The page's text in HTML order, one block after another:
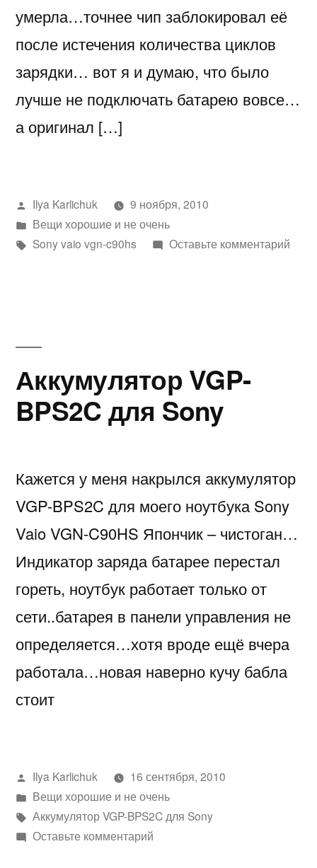
умерла…точнее чип заблокировал её
после истечения количества циклов
зарядки… вот я и думаю, что было
лучше не подключать батарею вовсе…
а оригинал […]
Написано
автором
Ilya Karlichuk
9 ноября, 2010
Написано
в
Вещи хорошие и не очень
Метки:
Sony vaio vgn-c90hs Оставьте комментарийк
Аккумулятор VGP-
BPS2C для Sony
Кажется у меня накрылся аккумулятор
VGP-BPS2C для моего ноутбука Sony
Vaio VGN-C90HS Япончик – чистоган…
Индикатор заряда батарее перестал
гореть, ноутбук работает только от
сети..батарея в панели управления не
определяется…хотя вроде ещё вчера
работала…новая наверно кучу бабла
стоит
Написано
автором
Ilya Karlichuk
16 сентября, 2010
Написано
в
Вещи хорошие и не очень
Метки:
Аккумулятор VGP-BPS2C для Sony
Оставьте комментарийк